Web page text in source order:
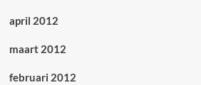
april 2012
maart 2012
februari 2012